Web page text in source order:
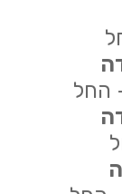
35 טון – החל